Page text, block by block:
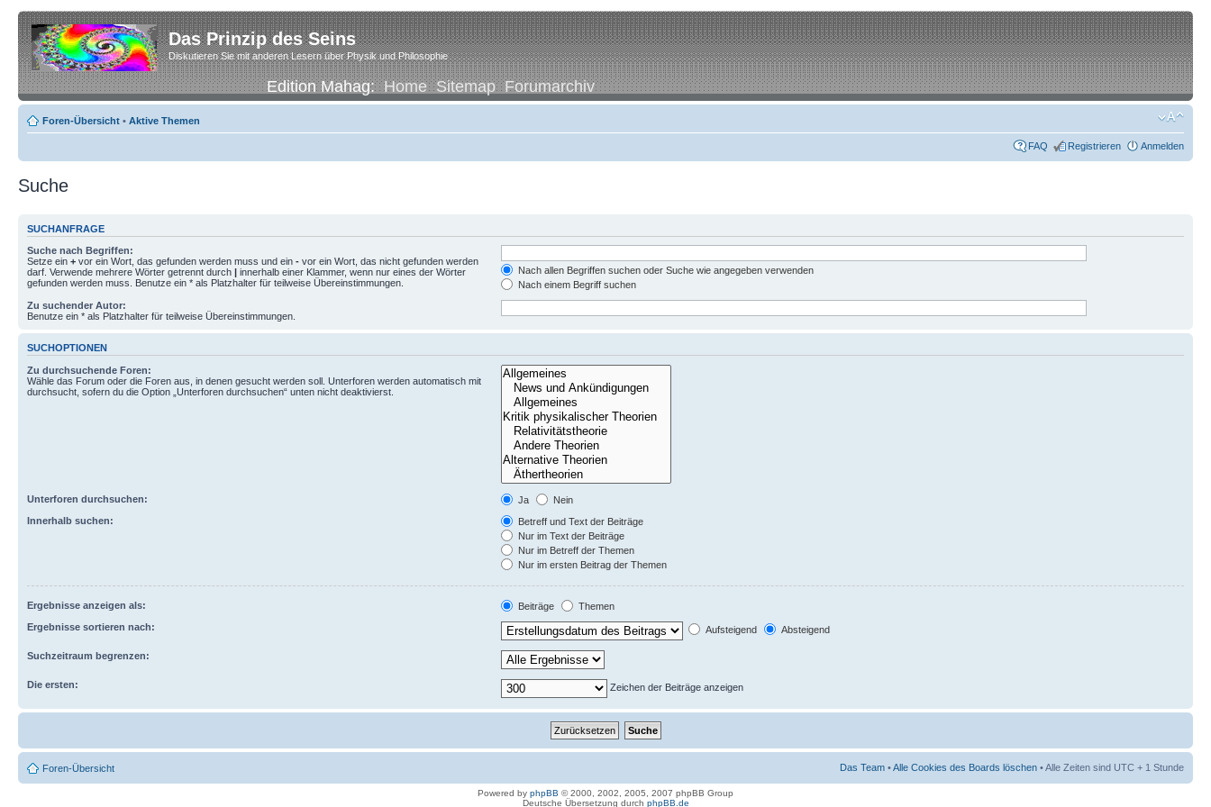
Das Prinzip des Seins
Diskutieren Sie mit anderen Lesern über Physik und Philosophie
Edition Mahag:Home Sitemap Forumarchiv
Foren-Übersicht • Aktive Themen
FAQ Registrieren Anmelden
Suche
SUCHANFRAGE
Suche nach Begriffen:
Setze ein + vor ein Wort, das gefunden werden muss und ein - vor ein Wort, das nicht gefunden werden
darf. Verwende mehrere Wörter getrennt durch | innerhalb einer Klammer, wenn nur eines der Wörter
gefunden werden muss. Benutze ein * als Platzhalter für teilweise Übereinstimmungen.
Nach allen Begriffen suchen oder Suche wie angegeben verwenden
Nach einem Begriff suchen
Zu suchender Autor:
Benutze ein * als Platzhalter für teilweise Übereinstimmungen.
SUCHOPTIONEN
Zu durchsuchende Foren:
Wähle das Forum oder die Foren aus, in denen gesucht werden soll. Unterforen werden automatisch mit
durchsucht, sofern du die Option „Unterforen durchsuchen“ unten nicht deaktivierst.
Unterforen durchsuchen: Ja
Nein
Innerhalb suchen:
Betreff und Text der Beiträge
Nur im Text der Beiträge
Nur im Betreff der Themen
Nur im ersten Beitrag der Themen
Ergebnisse anzeigen als: Beiträge
Themen
Ergebnisse sortieren nach:
Aufsteigend Absteigend
Suchzeitraum begrenzen:
Die ersten: Zeichen der Beiträge anzeigen
Foren-Übersicht Das Team •Alle Cookies des Boards löschen • Alle Zeiten sind UTC + 1 Stunde
Powered by phpBB © 2000, 2002, 2005, 2007 phpBB Group
Deutsche Übersetzung durch phpBB.de